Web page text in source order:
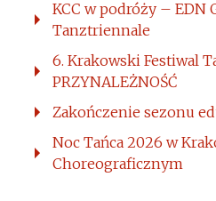
KCC w podróży – EDN
Tanztriennale
6. Krakowski Festiwal
PRZYNALEŻNOŚĆ
Zakończenie sezonu
Noc Tańca 2026 w
Choreograficznym